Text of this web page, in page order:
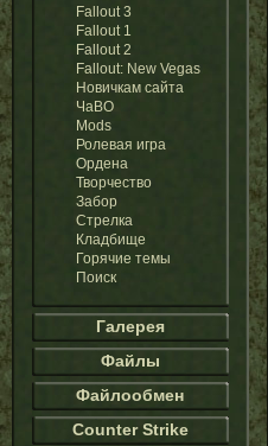
Fallout 3
Fallout 1
Fallout 2
Fallout: New Vegas
Новичкам сайта
ЧаВО
Mods
Ролевая игра
Ордена
Творчество
Забор
Стрелка
Кладбище
Горячие темы
Поиск
Галерея
Файлы
Файлообмен
Counter Strike